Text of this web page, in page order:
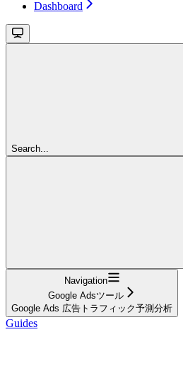
Dashboard
Search...
Navigation
Google Adsツール
Google Ads 広告トラフィック予測分析
Guides